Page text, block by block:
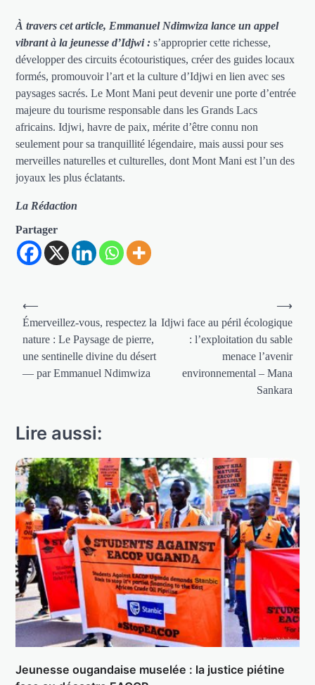
À travers cet article, Emmanuel Ndimwiza lance un appel
vibrant à la jeunesse d’Idjwi : s’approprier cette richesse,
développer des circuits écotouristiques, créer des guides locaux
formés, promouvoir l’art et la culture d’Idjwi en lien avec ses
paysages sacrés. Le Mont Mani peut devenir une porte d’entrée
majeure du tourisme responsable dans les Grands Lacs
africains. Idjwi, havre de paix, mérite d’être connu non
seulement pour sa tranquillité légendaire, mais aussi pour ses
merveilles naturelles et culturelles, dont Mont Mani est l’un des
joyaux les plus éclatants.
La Rédaction
Partager
Navigation
de
l’article
⟵
Émerveillez-vous, respectez la
nature : Le Paysage de pierre,
une sentinelle divine du désert
— par Emmanuel Ndimwiza
Idjwi face au péril écologique
: l’exploitation du sable
menace l’avenir
environnemental – Mana
Sankara
⟶
Lire aussi:
Jeunesse ougandaise muselée : la justice piétine